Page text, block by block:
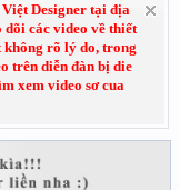
Designer tại địa
dõi các video về thiết
không rõ lý do, trong
trên diễn đàn bị die
xem video sơ cua